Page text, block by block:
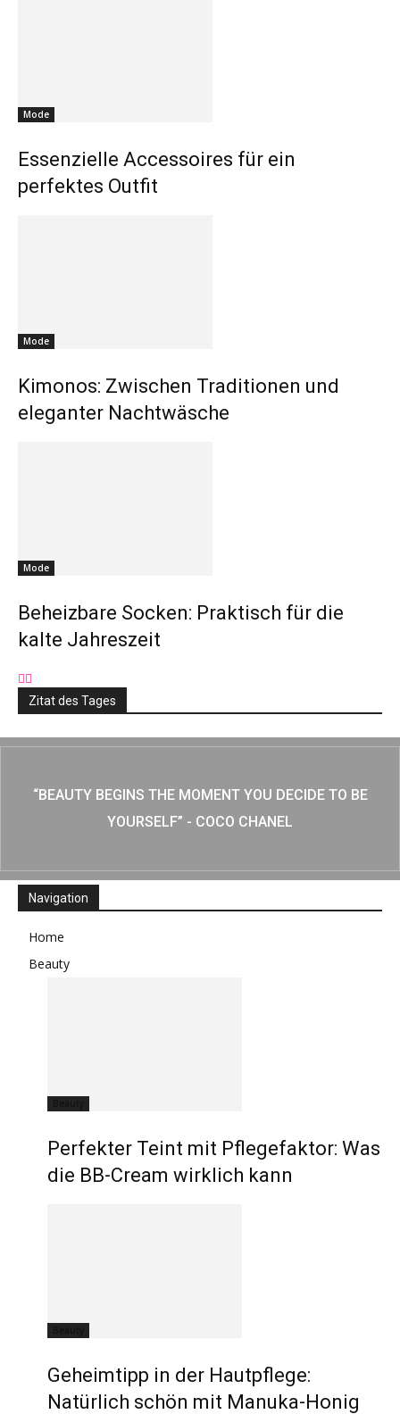
Mode
Essenzielle Accessoires für ein
perfektes Outfit
Mode
Kimonos: Zwischen Traditionen und
eleganter Nachtwäsche
Mode
Beheizbare Socken: Praktisch für die
kalte Jahreszeit
Zitat des Tages
“BEAUTY BEGINS THE MOMENT YOU DECIDE TO BE
YOURSELF” - COCO CHANEL
Navigation
Home
Beauty
Perfekter Teint mit Pflegefaktor: Was
die BB-Cream wirklich kann
Geheimtipp in der Hautpflege:
Natürlich schön mit Manuka-Honig